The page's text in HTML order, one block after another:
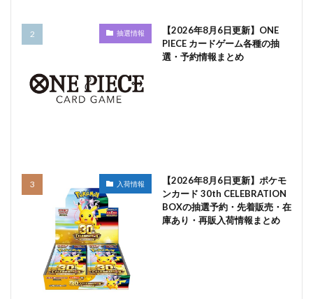
抽選情報
【2026年8月6日更新】ONE
PIECE カードゲーム各種の抽
選・予約情報まとめ
入荷情報
【2026年8月6日更新】ポケモ
ンカード 30th CELEBRATION
BOXの抽選予約・先着販売・在
庫あり・再販入荷情報まとめ